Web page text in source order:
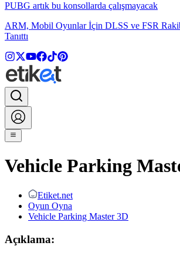
PUBG artık bu konsollarda çalışmayacak
ARM, Mobil Oyunlar İçin DLSS ve FSR
Tanıttı
Vehicle Parking
Etiket.net
Oyun Oyna
Vehicle Parking Master 3D
Açıklama: